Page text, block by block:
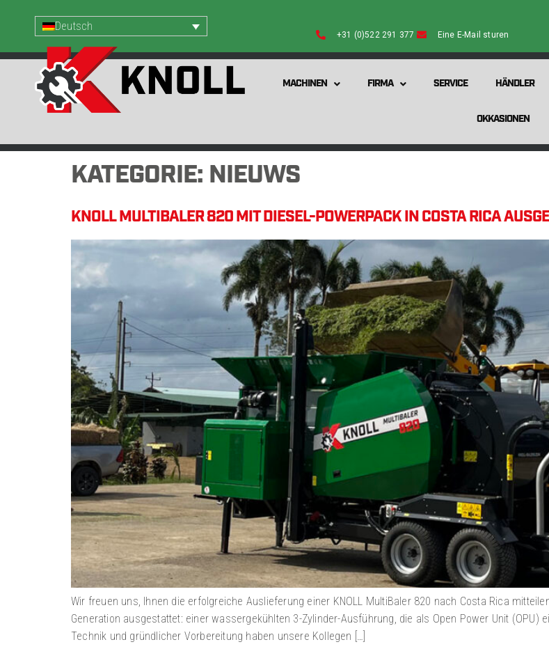
Deutsch
+31 (0)522 291 377 Eine E-Mail sturen
MACHINEN FIRMA SERVICE HÄNDLER
OKKASIONEN
KATEGORIE: NIEUWS
KNOLL MULTIBALER 820 MIT DIESEL-POWERPACK IN COSTA RICA
Wir freuen uns, Ihnen die erfolgreiche Auslieferung einer KNOLL MultiBaler 820 nach Costa Rica
Generation ausgestattet: einer wassergekühlten 3-Zylinder-Ausführung, die als Open Power Unit
Technik und gründlicher Vorbereitung haben unsere Kollegen […]